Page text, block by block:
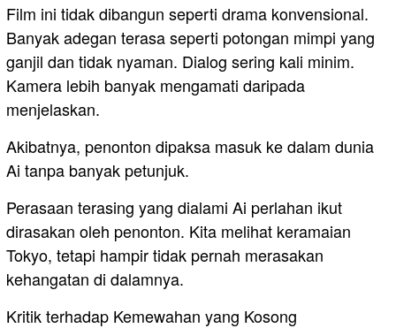
Film ini tidak dibangun seperti drama konvensional.
Banyak adegan terasa seperti potongan mimpi yang
ganjil dan tidak nyaman. Dialog sering kali minim.
Kamera lebih banyak mengamati daripada
menjelaskan.
Akibatnya, penonton dipaksa masuk ke dalam dunia
Ai tanpa banyak petunjuk.
Perasaan terasing yang dialami Ai perlahan ikut
dirasakan oleh penonton. Kita melihat keramaian
Tokyo, tetapi hampir tidak pernah merasakan
kehangatan di dalamnya.
Kritik terhadap Kemewahan yang Kosong